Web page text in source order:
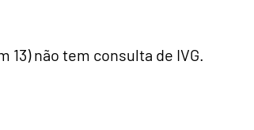
13) não tem consulta de IVG.